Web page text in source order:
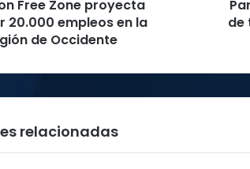
Free Zone proyecta
20.000 empleos en la
de Occidente
saludde
relacionadas